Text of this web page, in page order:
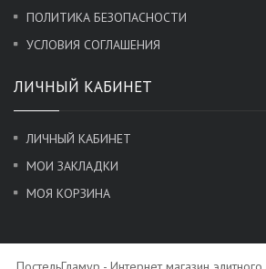
ПОЛИТИКА БЕЗОПАСНОСТИ
УСЛОВИЯ СОГЛАШЕНИЯ
ЛИЧНЫЙ КАБИНЕТ
ЛИЧНЫЙ КАБИНЕТ
МОИ ЗАКЛАДКИ
МОЯ КОРЗИНА